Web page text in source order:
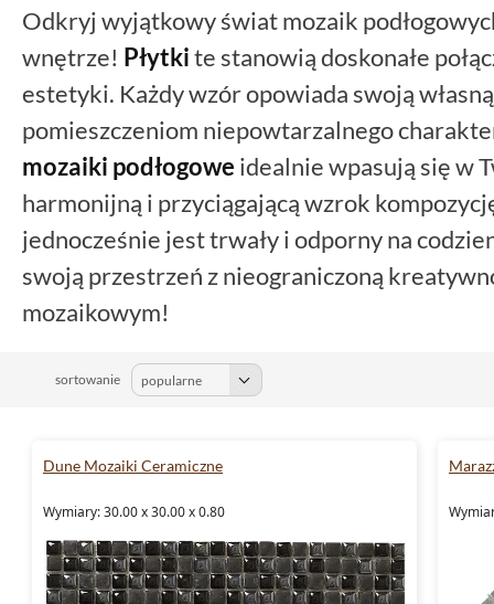
Odkryj wyjątkowy świat mozaik
wnętrze! Płytkite stanowią doskonałe
estetyki. Każdy wzór opowiada swoją
pomieszczeniom niepowtarzalnego
mozaiki podłogowe idealnie wpasują się w
harmonijną i przyciągającą wzrok
jednocześnie jest trwały i odporny na
swoją przestrzeń z nieograniczoną
mozaikowym!
sortowanie
Dune Mozaiki Ceramiczne
Wymiary: 30.00 x 30.00 x 0.80